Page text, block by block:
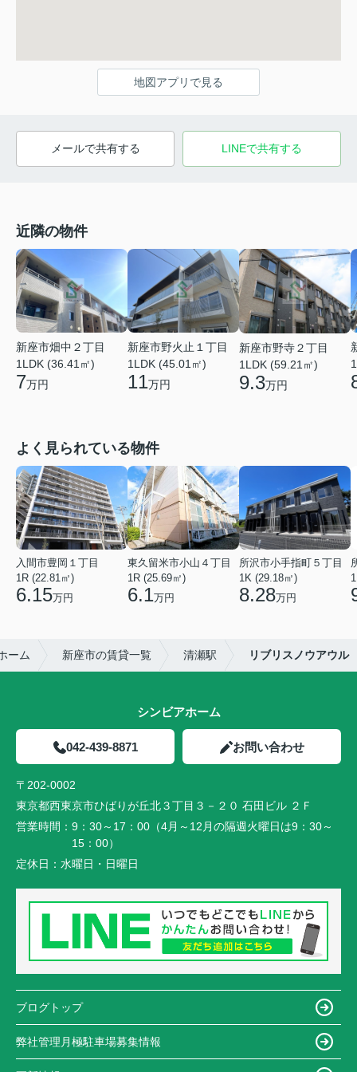
地図アプリで見る
メールで共有する LINEで共有する
近隣の物件
新座市畑中２丁目
1LDK (36.41㎡)
7万円
新座市野火止１丁目
1LDK (45.01㎡)
11万円
新座市野寺２丁目
1LDK (59.21㎡)
9.3万円
よく見られている物件
入間市豊岡１丁目
1R (22.81㎡)
6.15万円
東久留米市小山４丁目
1R (25.69㎡)
6.1万円
所沢市小手指町５丁目
1K (29.18㎡)
8.28万円
ーム 新座市の賃貸一覧 清瀬駅 リブリスノウアウル
シンビアホーム
042-439-8871 お問い合わせ
〒202-0002
東京都西東京市ひばりが丘北３丁目３－２０ 石田ビル ２Ｆ
営業時間： 9：30～17：00（4月～12月の隔週火曜日は9：30～
15：00）
定休日： 水曜日・日曜日
ブログトップ
弊社管理月極駐車場募集情報